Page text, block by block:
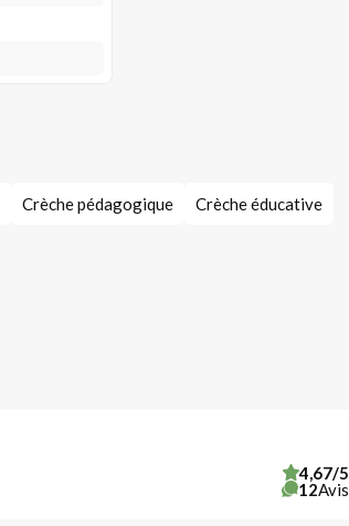
Crèche pédagogique Crèche éducative
4,67/5
12Avis